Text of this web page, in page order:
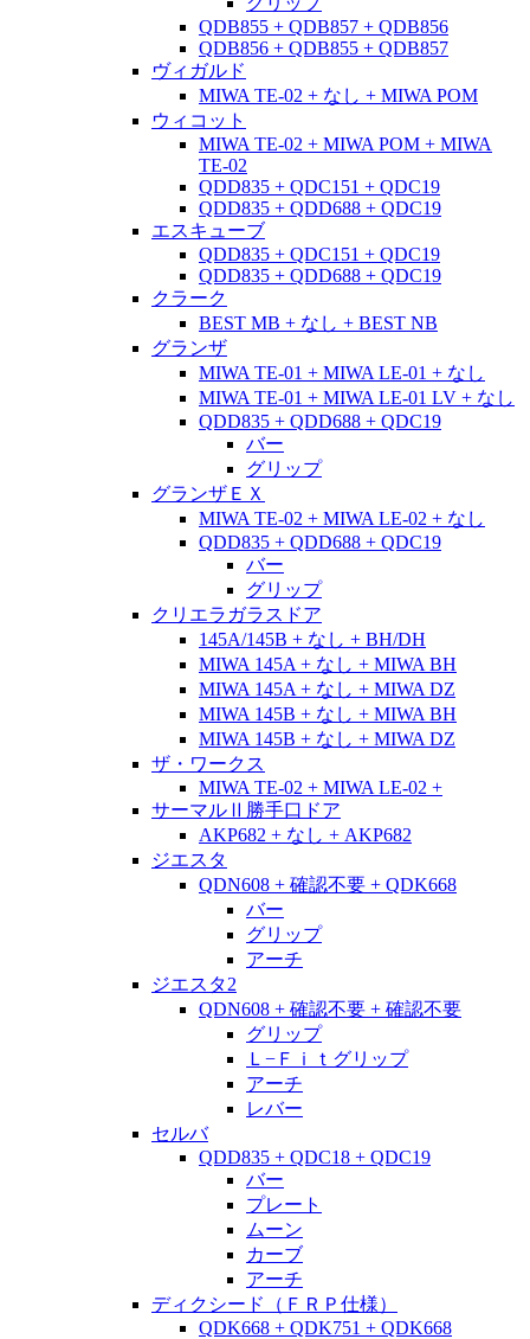
QDB855 + QDB857 + QDB856
QDB856 + QDB855 + QDB857
ヴィガルド
MIWA TE-02 + なし + MIWA POM
ウィコット
MIWA TE-02 + MIWA POM + MIWA
TE-02
QDD835 + QDC151 + QDC19
QDD835 + QDD688 + QDC19
エスキューブ
QDD835 + QDC151 + QDC19
QDD835 + QDD688 + QDC19
クラーク
BEST MB + なし + BEST NB
グランザ
MIWA TE-01 + MIWA LE-01 + なし
MIWA TE-01 + MIWA LE-01 LV + なし
QDD835 + QDD688 + QDC19
バー
グリップ
グランザＥＸ
MIWA TE-02 + MIWA LE-02 + なし
QDD835 + QDD688 + QDC19
バー
グリップ
クリエラガラスドア
145A/145B + なし + BH/DH
MIWA 145A + なし + MIWA BH
MIWA 145A + なし + MIWA DZ
MIWA 145B + なし + MIWA BH
MIWA 145B + なし + MIWA DZ
ザ・ワークス
MIWA TE-02 + MIWA LE-02 +
サーマルⅡ勝手口ドア
AKP682 + なし + AKP682
ジエスタ
QDN608 + 確認不要 + QDK668
バー
グリップ
アーチ
ジエスタ2
QDN608 + 確認不要 + 確認不要
グリップ
Ｌ−Ｆｉｔグリップ
アーチ
レバー
セルバ
QDD835 + QDC18 + QDC19
バー
プレート
ムーン
カーブ
アーチ
ディクシード（ＦＲＰ仕様）
QDK668 + QDK751 + QDK668